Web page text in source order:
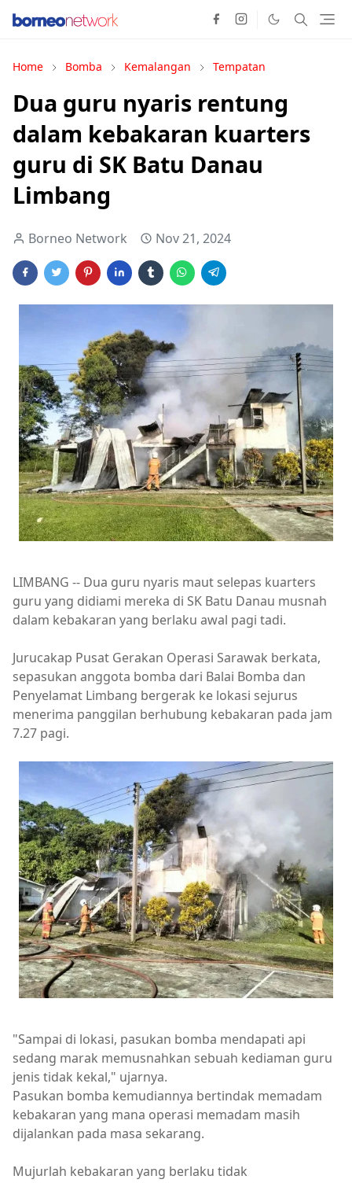
Home Bomba Kemalangan Tempatan
Dua guru nyaris rentung
dalam kebakaran kuarters
guru di SK Batu Danau
Limbang
Borneo Network Nov 21, 2024
LIMBANG -- Dua guru nyaris maut selepas kuarters
guru yang didiami mereka di SK Batu Danau musnah
dalam kebakaran yang berlaku awal pagi tadi.
Jurucakap Pusat Gerakan Operasi Sarawak berkata,
sepasukan anggota bomba dari Balai Bomba dan
Penyelamat Limbang bergerak ke lokasi sejurus
menerima panggilan berhubung kebakaran pada jam
7.27 pagi.
"Sampai di lokasi, pasukan bomba mendapati api
sedang marak memusnahkan sebuah kediaman guru
jenis tidak kekal," ujarnya.
Pasukan bomba kemudiannya bertindak memadam
kebakaran yang mana operasi memadam masih
dijalankan pada masa sekarang.
Mujurlah kebakaran yang berlaku tidak